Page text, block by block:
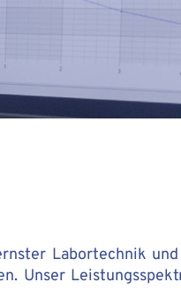
Labortechnik
Unser